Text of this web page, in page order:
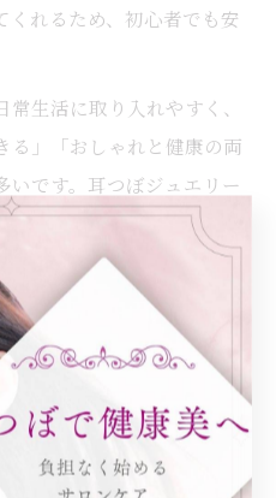
くれるため、初心者でも安
生活に取り入れやすく、
る」「おしゃれと健康の両
いです。耳つぼジュエリー
イエット、ストレスケアま
島区の女性を中心に注目さ
性、そして効果の実感が
す。